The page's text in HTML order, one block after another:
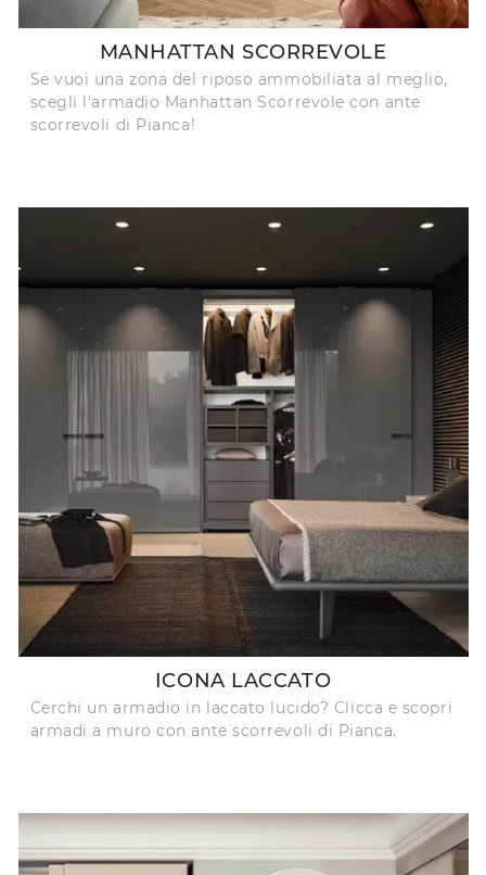
MANHATTAN SCORREVOLE
Se vuoi una zona del riposo ammobiliata al meglio,
scegli l'armadio Manhattan Scorrevole con ante
scorrevoli di Pianca!
ICONA LACCATO
Cerchi un armadio in laccato lucido? Clicca e scopri
armadi a muro con ante scorrevoli di Pianca.